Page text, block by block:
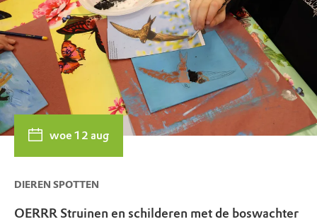
woe 12 aug
DIEREN SPOTTEN
OERRR Struinen en schilderen met de boswachter